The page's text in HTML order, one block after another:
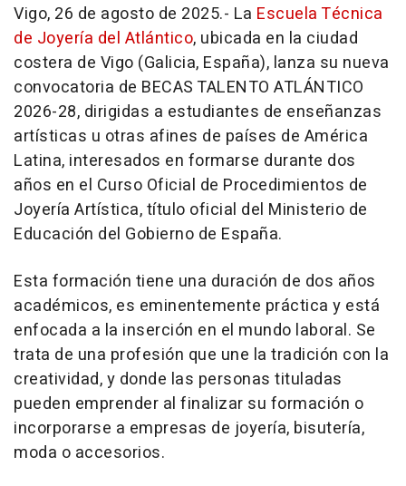
Vigo, 26 de agosto de 2025.- La Escuela Técnica
de Joyería del Atlántico, ubicada en la ciudad
costera de Vigo (Galicia, España), lanza su nueva
convocatoria de BECAS TALENTO ATLÁNTICO
2026-28, dirigidas a estudiantes de enseñanzas
artísticas u otras afines de países de América
Latina, interesados en formarse durante dos
años en el Curso Oficial de Procedimientos de
Joyería Artística, título oficial del Ministerio de
Educación del Gobierno de España.
Esta formación tiene una duración de dos años
académicos, es eminentemente práctica y está
enfocada a la inserción en el mundo laboral. Se
trata de una profesión que une la tradición con la
creatividad, y donde las personas tituladas
pueden emprender al finalizar su formación o
incorporarse a empresas de joyería, bisutería,
moda o accesorios.